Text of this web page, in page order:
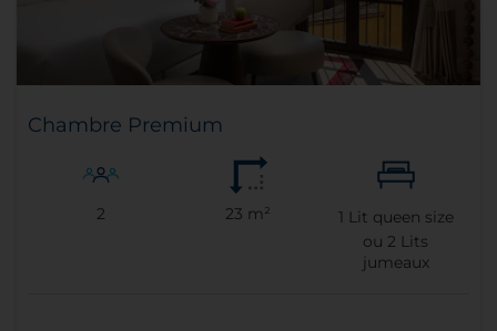
Chambre Premium
2 23 m² 1 Lit queen size
ou 2 Lits
jumeaux